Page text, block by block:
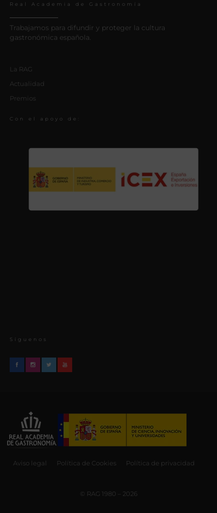
Real Academia de Gastronomía
Trabajamos para difundir y proteger la cultura
gastronómica española.
La RAG
Actualidad
Premios
Con el apoyo de:
Síguenos
Aviso legal Política de Cookies Política de privacidad
© RAG 1980 – 2026